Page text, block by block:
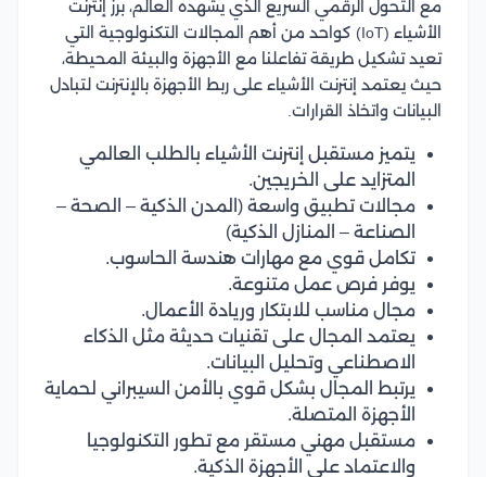
مع التحول الرقمي السريع الذي يشهده العالم، برز إنترنت
الأشياء (IoT) كواحد من أهم المجالات التكنولوجية التي
تعيد تشكيل طريقة تفاعلنا مع الأجهزة والبيئة المحيطة،
حيث يعتمد إنترنت الأشياء على ربط الأجهزة بالإنترنت لتبادل
البيانات واتخاذ القرارات.
يتميز مستقبل إنترنت الأشياء بالطلب العالمي
المتزايد على الخريجين.
مجالات تطبيق واسعة (المدن الذكية – الصحة –
الصناعة – المنازل الذكية)
تكامل قوي مع مهارات هندسة الحاسوب.
يوفر فرص عمل متنوعة.
مجال مناسب للابتكار وريادة الأعمال.
يعتمد المجال على تقنيات حديثة مثل الذكاء
الاصطناعي وتحليل البيانات.
يرتبط المجال بشكل قوي بالأمن السيبراني لحماية
الأجهزة المتصلة.
مستقبل مهني مستقر مع تطور التكنولوجيا
والاعتماد على الأجهزة الذكية.